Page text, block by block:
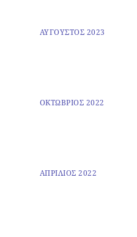
ΑΥΓΟΥΣΤΟΣ 2023
ΟΚΤΩΒΡΙΟΣ 2022
ΑΠΡΙΛΙΟΣ 2022